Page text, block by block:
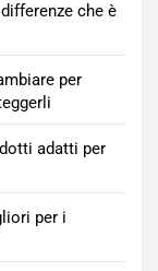
che è
per
adatti per
per i